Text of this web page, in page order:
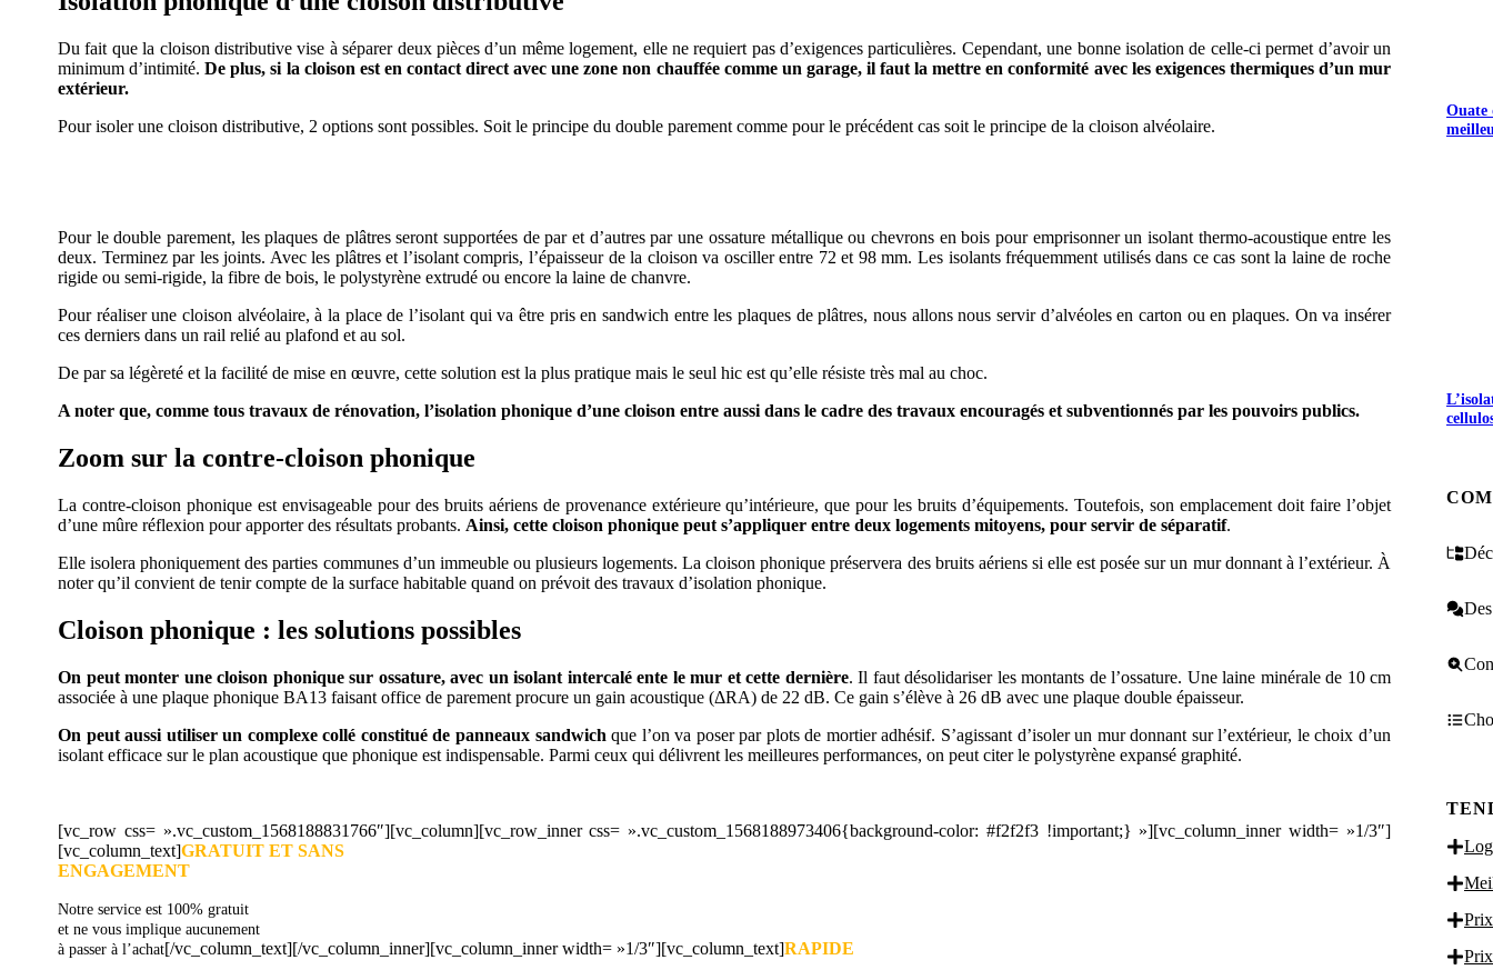
Du fait que la cloison distributive vise à séparer deux pièces d’un même logement, elle ne requiert pas d’exigences particulières. Cependant, une bonne isolation de celle-ci permet d’avoir un
minimum d’intimité.De plus, si la cloison est en contact direct avec une zone non chauffée comme un garage, il faut la mettre en conformité avec les exigences thermiques d’un mur
extérieur.
Pour isoler une cloison distributive, 2 options sont possibles. Soit le principe du double parement comme pour le précédent cas soit le principe de la cloison alvéolaire.
Pour le double parement, les plaques de plâtres seront supportées de par et d’autres par une ossature métallique ou chevrons en bois pour emprisonner un isolant thermo-acoustique entre les
deux. Terminez par les joints. Avec les plâtres et l’isolant compris, l’épaisseur de la cloison va osciller entre 72 et 98 mm. Les isolants fréquemment utilisés dans ce cas sont la laine de roche
rigide ou semi-rigide, la fibre de bois, le polystyrène extrudé ou encore la laine de chanvre.
Pour réaliser une cloison alvéolaire, à la place de l’isolant qui va être pris en sandwich entre les plaques de plâtres, nous allons nous servir d’alvéoles en carton ou en plaques. On va insérer
ces derniers dans un rail relié au plafond et au sol.
De par sa légèreté et la facilité de mise en œuvre, cette solution est la plus pratique mais le seul hic est qu’elle résiste très mal au choc.
A noter que, comme tous travaux de rénovation, l’isolation phonique d’une cloison entre aussi dans le cadre des travaux encouragés et subventionnés par les pouvoirs publics.
Zoom sur la contre-cloison phonique
La contre-cloison phonique est envisageable pour des bruits aériens de provenance extérieure qu’intérieure, que pour les bruits d’équipements. Toutefois, son emplacement doit faire l’objet
d’une mûre réflexion pour apporter des résultats probants. Ainsi, cette cloison phonique peut s’appliquer entre deux logements mitoyens, pour servir de séparatif.
Elle isolera phoniquement des parties communes d’un immeuble ou plusieurs logements. La cloison phonique préservera des bruits aériens si elle est posée sur un mur donnant à l’extérieur. À
noter qu’il convient de tenir compte de la surface habitable quand on prévoit des travaux d’isolation phonique.
Cloison phonique : les solutions possibles
On peut monter une cloison phonique sur ossature, avec un isolant intercalé ente le mur et cette dernière. Il faut désolidariser les montants de l’ossature. Une laine minérale de 10 cm
associée à une plaque phonique BA13 faisant office de parement procure un gain acoustique (ΔRA) de 22 dB. Ce gain s’élève à 26 dB avec une plaque double épaisseur.
On peut aussi utiliser un complexe collé constitué de panneaux sandwich que l’on va poser par plots de mortier adhésif. S’agissant d’isoler un mur donnant sur l’extérieur, le choix d’un
isolant efficace sur le plan acoustique que phonique est indispensable. Parmi ceux qui délivrent les meilleures performances, on peut citer le polystyrène expansé graphité.
[vc_row css= ».vc_custom_1568188831766″][vc_column][vc_row_inner css= ».vc_custom_1568188973406{background-color: #f2f2f3 !important;} »][vc_column_inner width= »1/3″]
[vc_column_text]GRATUIT ET SANS
ENGAGEMENT
Notre service est 100% gratuit
et ne vous implique aucunement
à passer à l’achat[/vc_column_text][/vc_column_inner][vc_column_inner width= »1/3″][vc_column_text]RAPIDE
Ouate